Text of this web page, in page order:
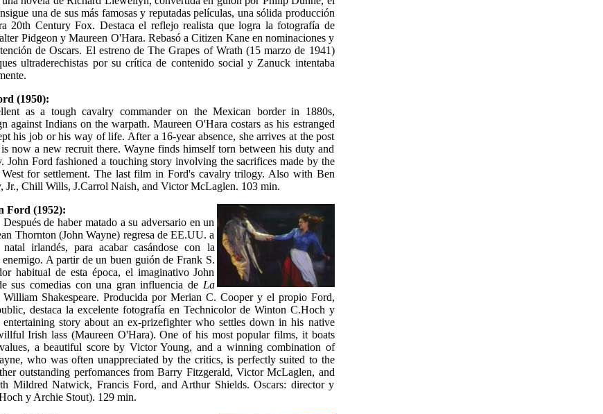
una de sus más famosas y reputadas películas, una sólida producción
20th Century Fox. Destaca el reflejo realista que logra la fotografía de
Pidgeon y Maureen O'Hara. Rebasó a Citizen Kane en nominaciones y
de Oscars. El estreno de The Grapes of Wrath (15 marzo de 1941)
ultraderechistas por su crítica de contenido social y Zanuck intentaba
(1950):
as a tough cavalry commander on the Mexican border in 1880s,
against Indians on the warpath. Maureen O'Hara costars as his estranged
his job or his way of life. After a 16-year absence, she arrives at the post
now a new recruit there. Wayne finds himself torn between his duty and
John Ford fashioned a touching story involving the sacrifices made by the
West for settlement. The last film in Ford's cavalry trilogy. Also with Ben
Jr., Chill Wills, J.Carrol Naish, and Victor McLaglen. 103 min.
Ford (1952):
de haber matado a su adversario en un
Thornton (John Wayne) regresa de EE.UU. a
irlandés, para acabar casándose con la
enemigo. A partir de un buen guión de Frank S.
habitual de esta época, el imaginativo John
sus comedias con una gran influencia de La
William Shakespeare. Producida por Merian C. Cooper y el propio Ford,
destaca la excelente fotografía en Technicolor de Winton C.Hoch y
story about an ex-prizefighter who settles down in his native
Irish lass (Maureen O'Hara). One of his most popular films, it boats
a beautiful score by Victor Young, and a winning combination of
who was often unappreciated by the critics, is perfectly suited to the
outstanding perfomances from Barry Fitzgerald, Victor McLaglen, and
Mildred Natwick, Francis Ford, and Arthur Shields. Oscars: director y
y Archie Stout). 129 min.